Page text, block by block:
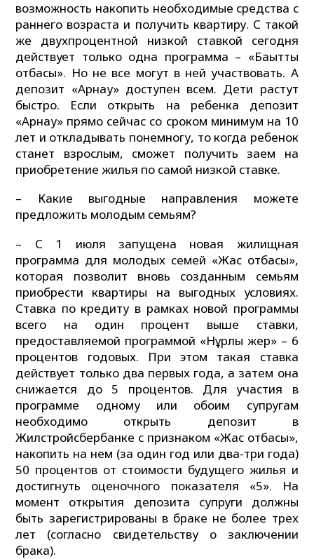
возможность накопить необходимые средства с
раннего возраста и получить квартиру. С такой
же двухпроцентной низкой ставкой сегодня
действует только одна программа – «Бақытты
отбасы». Но не все могут в ней участвовать. А
депозит «Арнау» доступен всем. Дети растут
быстро. Если открыть на ребенка депозит
«Арнау» прямо сейчас со сроком минимум на 10
лет и откладывать понемногу, то когда ребенок
станет взрослым, сможет получить заем на
приобретение жилья по самой низкой ставке.
– Какие выгодные направления можете
предложить молодым семьям?
– С 1 июля запущена новая жилищная
программа для молодых семей «Жас отбасы»,
которая позволит вновь созданным семьям
приобрести квартиры на выгодных условиях.
Ставка по кредиту в рамках новой программы
всего на один процент выше ставки,
предоставляемой программой «Нұрлы жер» – 6
процентов годовых. При этом такая ставка
действует только два первых года, а затем она
снижается до 5 процентов. Для участия в
программе одному или обоим супругам
необходимо открыть депозит в
Жилстройсбербанке с признаком «Жас отбасы»,
накопить на нем (за один год или два-три года)
50 процентов от стоимости будущего жилья и
достигнуть оценочного показателя «5». На
момент открытия депозита супруги должны
быть зарегистрированы в браке не более трех
лет (согласно свидетельству о заключении
брака).